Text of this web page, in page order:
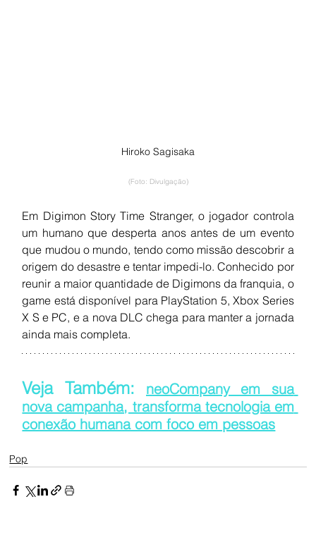
Hiroko Sagisaka
(Foto: Divulgação)
Em Digimon Story Time Stranger, o jogador controla
um humano que desperta anos antes de um evento
que mudou o mundo, tendo como missão descobrir a
origem do desastre e tentar impedi-lo. Conhecido por
reunir a maior quantidade de Digimons da franquia, o
game está disponível para PlayStation 5, Xbox Series
X S e PC, e a nova DLC chega para manter a jornada
ainda mais completa.
Veja Também:
neoCompany em sua
nova campanha, transforma tecnologia em
conexão humana com foco em pessoas
Pop